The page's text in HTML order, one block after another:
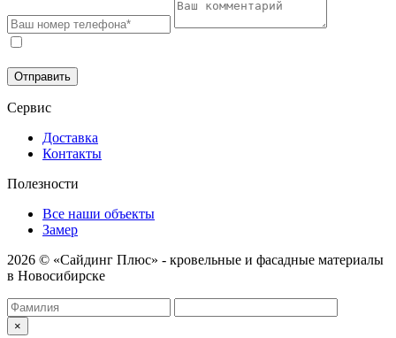
Отправить
Сервис
Доставка
Контакты
Полезности
Все наши объекты
Замер
2026 © «Сайдинг Плюс» - кровельные и фасадные материалы
в Новосибирске
×